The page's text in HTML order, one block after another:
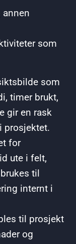
annen
som
som
timer brukt,
gir en rask
prosjektet.
for
ute i felt,
til
internt i
til prosjekt
og